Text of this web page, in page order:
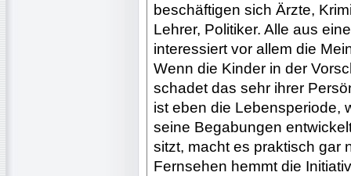
beschäftigen sich Ärzte,
Lehrer, Politiker. Alle aus
interessiert vor allem die
Wenn die Kinder in der
schadet das sehr ihrer
ist eben die Lebensperiode,
seine Begabungen
sitzt, macht es praktisch gar
Fernsehen hemmt die